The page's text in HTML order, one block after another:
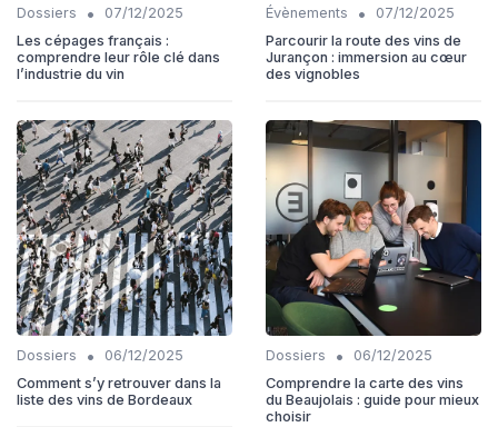
Dossiers •
07/12/2025
Les cépages français :
comprendre leur rôle clé dans
l’industrie du vin
Évènements •
07/12/2025
Parcourir la route des vins de
Jurançon : immersion au cœur
des vignobles
Dossiers •
06/12/2025
Comment s’y retrouver dans la
liste des vins de Bordeaux
Dossiers •
06/12/2025
Comprendre la carte des vins
du Beaujolais : guide pour mieux
choisir